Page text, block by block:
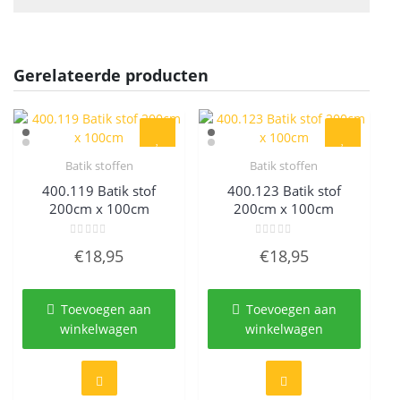
Gerelateerde producten
Batik stoffen
400.119 Batik stof
200cm x 100cm
0€18,95
Toevoegen aan
winkelwagen
Batik stoffen
400.123 Batik stof
200cm x 100cm
0€18,95
Toevoegen aan
winkelwagen